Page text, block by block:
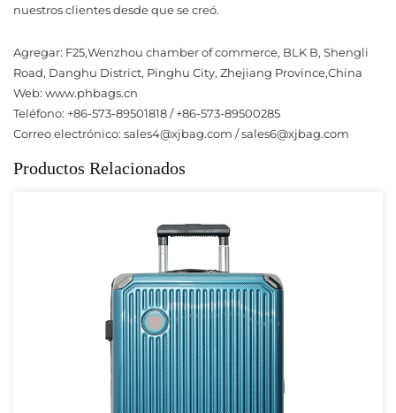
nuestros clientes desde que se creó.
Agregar: F25,Wenzhou chamber of commerce, BLK B, Shengli
Road, Danghu District, Pinghu City, Zhejiang Province,China
Web: www.phbags.cn
Teléfono: +86-573-89501818 / +86-573-89500285
Correo electrónico: sales4@xjbag.com /sales6@xjbag.com
Productos Relacionados